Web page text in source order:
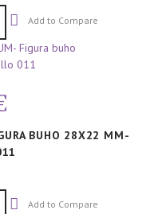
Add to Compare
BUHO 28X22 MM-
Add to Compare